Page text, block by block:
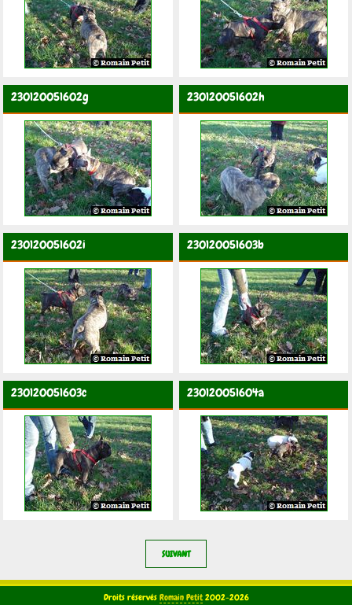
230120051602g 230120051602h
230120051602i 230120051603b
230120051603c 230120051604a
SUIVANT
Droits réservés Romain Petit2002-2026